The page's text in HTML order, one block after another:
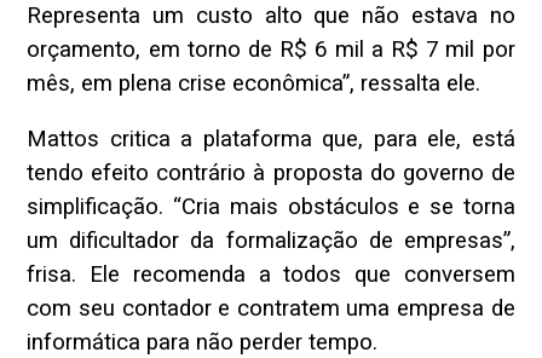
Representa um custo alto que não estava no
orçamento, em torno de R$ 6 mil a R$ 7 mil por
mês, em plena crise econômica”, ressalta ele.
Mattos critica a plataforma que, para ele, está
tendo efeito contrário à proposta do governo de
simplificação. “Cria mais obstáculos e se torna
um dificultador da formalização de empresas”,
frisa. Ele recomenda a todos que conversem
com seu contador e contratem uma empresa de
informática para não perder tempo.